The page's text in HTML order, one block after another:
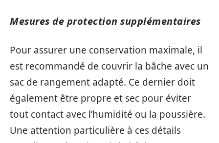
Mesures de protection supplémentaires
Pour assurer une conservation maximale, il
est recommandé de couvrir la bâche avec un
sac de rangement adapté. Ce dernier doit
également être propre et sec pour éviter
tout contact avec l’humidité ou la poussière.
Une attention particulière à ces détails